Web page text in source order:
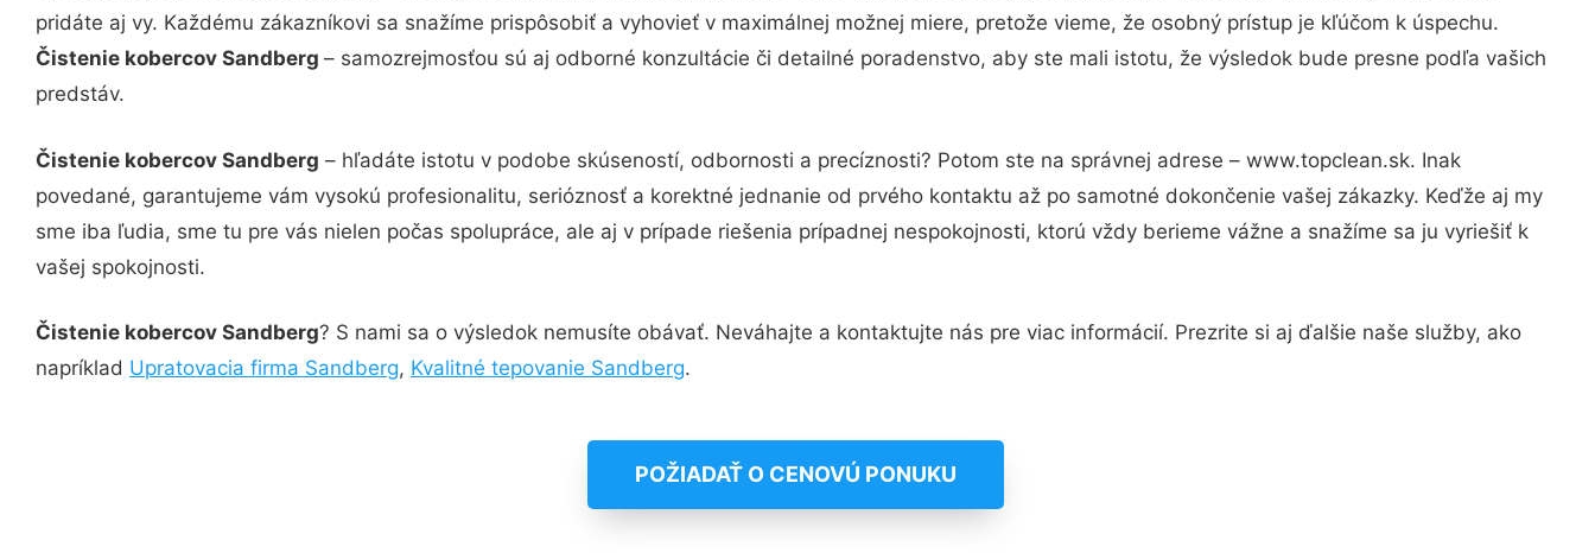
pridáte aj vy. Každému zákazníkovi sa snažíme prispôsobiť a vyhovieť v maximálnej možnej miere, pretože vieme, že osobný prístup je kľúčom k úspechu.
Čistenie kobercov Sandberg – samozrejmosťou sú aj odborné konzultácie či detailné poradenstvo, aby ste mali istotu, že výsledok bude presne podľa vašich
predstáv.
Čistenie kobercov Sandberg – hľadáte istotu v podobe skúseností, odbornosti a precíznosti? Potom ste na správnej adrese – www.topclean.sk. Inak
povedané, garantujeme vám vysokú profesionalitu, serióznosť a korektné jednanie od prvého kontaktu až po samotné dokončenie vašej zákazky. Keďže aj my
sme iba ľudia, sme tu pre vás nielen počas spolupráce, ale aj v prípade riešenia prípadnej nespokojnosti, ktorú vždy berieme vážne a snažíme sa ju vyriešiť k
vašej spokojnosti.
Čistenie kobercov Sandberg? S nami sa o výsledok nemusíte obávať. Neváhajte a kontaktujte nás pre viac informácií. Prezrite si aj ďalšie naše služby, ako
napríklad Upratovacia firma Sandberg, Kvalitné tepovanie Sandberg.
POŽIADAŤ O CENOVÚ PONUKU